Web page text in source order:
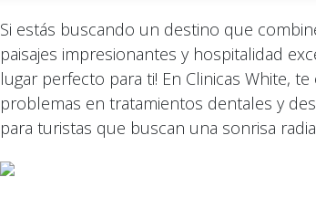
Si estás buscando un destino que
paisajes impresionantes y hospitalidad
lugar perfecto para ti! En Clinicas White,
problemas en tratamientos dentales y
para turistas que buscan una sonrisa